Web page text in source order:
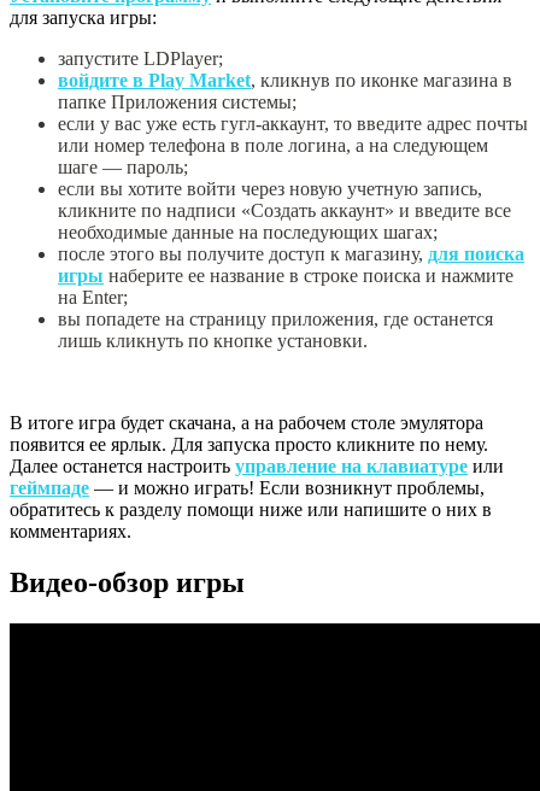
для запуска игры:
запустите LDPlayer;
войдите в Play Market, кликнув по иконке магазина в
папке Приложения системы;
если у вас уже есть гугл-аккаунт, то введите адрес почты
или номер телефона в поле логина, а на следующем
шаге — пароль;
если вы хотите войти через новую учетную запись,
кликните по надписи «Создать аккаунт» и введите все
необходимые данные на последующих шагах;
после этого вы получите доступ к магазину, для поиска
игры наберите ее название в строке поиска и нажмите
на Enter;
вы попадете на страницу приложения, где останется
лишь кликнуть по кнопке установки.
В итоге игра будет скачана, а на рабочем столе эмулятора
появится ее ярлык. Для запуска просто кликните по нему.
Далее останется настроить управление на клавиатуре или
геймпаде — и можно играть! Если возникнут проблемы,
обратитесь к разделу помощи ниже или напишите о них в
комментариях.
Видео-обзор игры